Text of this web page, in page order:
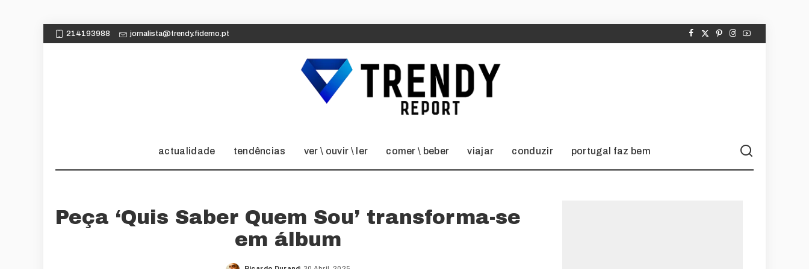
214193988 jornalista@trendy.fidemo.pt
actualidade tendências ver \ ouvir \ ler comer \ beber viajar conduzir portugal faz bem
Peça ‘Quis Saber Quem Sou’ transforma-se
em álbum